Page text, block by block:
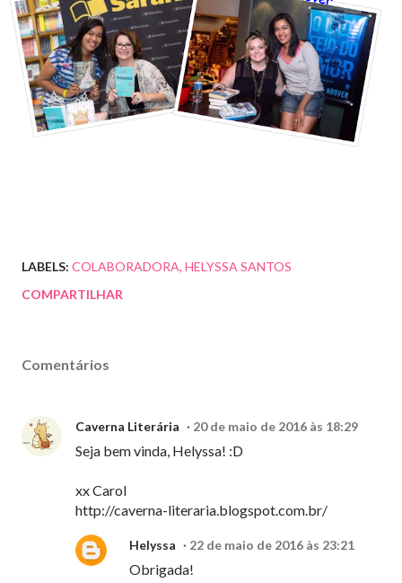
LABELS: COLABORADORA HELYSSA SANTOS
COMPARTILHAR
Comentários
Caverna Literária 20 de maio de 2016 às 18:29
Seja bem vinda, Helyssa! :D
xx Carol
http://caverna-literaria.blogspot.com.br/
Helyssa 22 de maio de 2016 às 23:21
Obrigada!